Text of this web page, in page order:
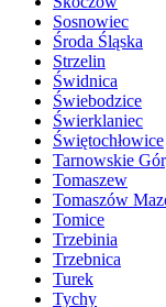
Sosnowiec
Środa Śląska
Strzelin
Świdnica
Świebodzice
Świerklaniec
Świętochłowice
Tarnowskie
Tomaszew
Tomaszów
Tomice
Trzebinia
Trzebnica
Turek
Tychy